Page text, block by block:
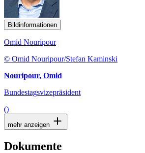
Bildinformationen
Omid Nouripour
© Omid Nouripour/Stefan Kaminski
Nouripour, Omid
Bundestagsvizepräsident
()
mehr anzeigen
Dokumente